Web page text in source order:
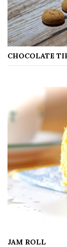
CHOCOLATE
JAM ROLL